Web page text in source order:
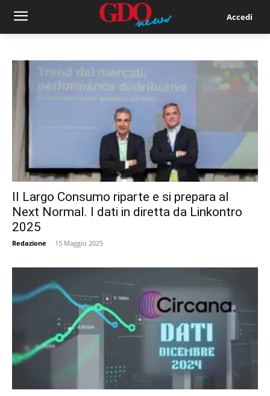
Accedi
Il Largo Consumo riparte e si prepara al
Next Normal. I dati in diretta da Linkontro
2025
Redazione - 15 Maggio 2025